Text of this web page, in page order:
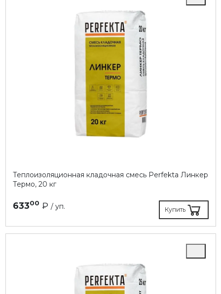
Теплоизоляционная кладочная смесь Perfekta Линкер
Термо, 20 кг
63300 ₽ / уп. Купить